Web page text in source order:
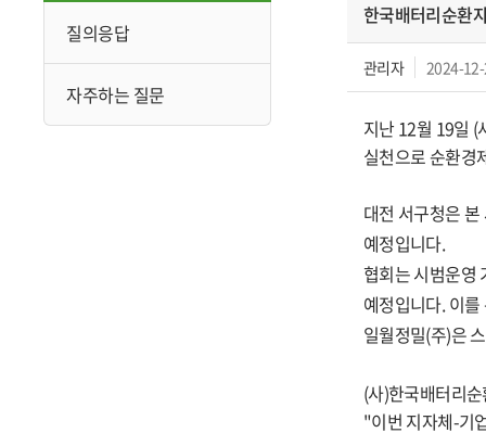
질의응답
자주하는 질문
한국배터리순환
관리자 2024-
지난 12월 19일 (
실천으로 순환경
대전 서구청은
예정입니다.
협회는 시범운영
예정입니다.이를
일월정밀(주)은
(사)한국배터리
"이번 지자체-기